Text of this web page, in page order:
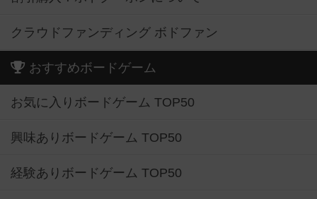
クラウドファンディング ボドファン
おすすめボードゲーム
お気に入りボードゲーム TOP50
興味ありボードゲーム TOP50
経験ありボードゲーム TOP50